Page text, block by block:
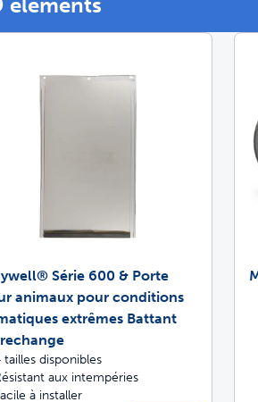
des solutions de
ScoopFree pour
de promenades
Série 600 & Porte
animaux pour conditions
extrêmes Battant
tailles disponibles
aux intempéries
à installer